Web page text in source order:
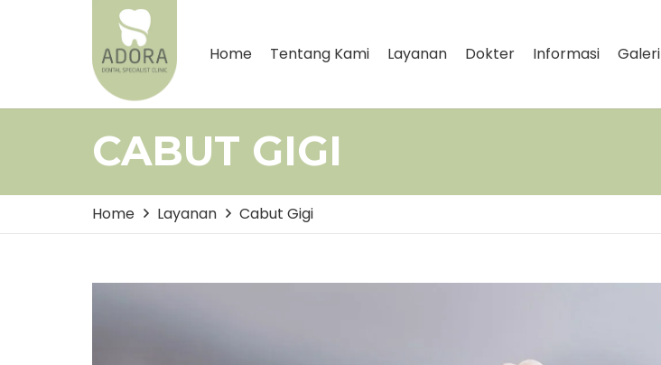
Home Tentang Kami Layanan Dokter Informasi Galeri
CABUT GIGI
Home Layanan Cabut Gigi